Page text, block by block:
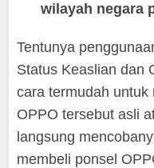
wilayah negara
Tentunya
Status Keaslian dan
cara termudah untuk
OPPO tersebut asli
langsung
membeli ponsel